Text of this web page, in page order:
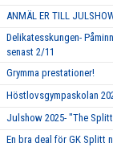
ANMÄL ER TILL
Delikatesskungen-
senast 2/11
Grymma prestationer!
Höstlovsgympaskolan
Julshow 2025- "The
En bra deal för GK Splitt